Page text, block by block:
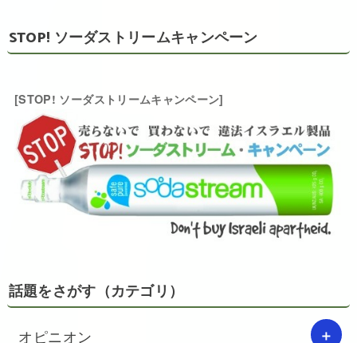
STOP! ソーダストリームキャンペーン
[STOP! ソーダストリームキャンペーン]
話題をさがす（カテゴリ）
オピニオン